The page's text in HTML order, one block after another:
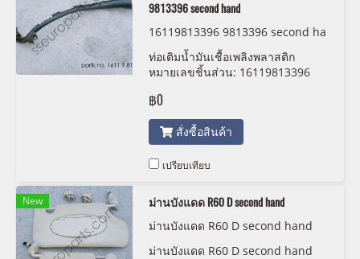
9813396 second hand
16119813396 9813396 second ha
ท่อเติมน้ำมันเชื้อเพลิงพลาสติก
หมายเลขชิ้นส่วน: 16119813396
฿0
สั่งซื้อสินค้า
เปรียบเทียบ
New
ม่านบังแดด R60 D second hand
ม่านบังแดด R60 D second hand
ม่านบังแดด R60 D second hand